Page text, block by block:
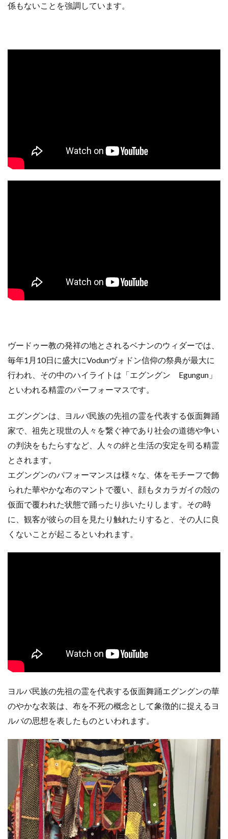
係もないことを強調しています。
ヴードゥー教の発祥の地とされるベナンのウィダーでは、
毎年1月10日に盛大にVodunヴォドン信仰の祭典が最大に
行われ、その中のハイライトは「エグングン Egungun」
といわれる精霊のパーフォーマスです。
エグングンは、ヨルバ民族の先祖の霊を代表する仮面舞踊
家で、祖先と現世の人々を繋ぐ神であり社会の道徳や争い
の判決をもたらすなど、人々の絆と生活の安定を司る精霊
とされます。
エグングンのパフォーマンスは様々な、体をモチーフで飾
られた華やかな布のマントで覆い、顔もタカラガイの殻の
仮面で覆われた状態で踊ったり歩いたりします。その時
に、観客が彼らの目を見たり触れたりすると、その人に良
くないことが起こるといわれます。
ヨルバ民族の先祖の霊を代表する仮面舞踊エグングンの華
のやかな衣装は、布を不死の概念として象徴的に捉えるヨ
ルバの思想を表したものといわれます。